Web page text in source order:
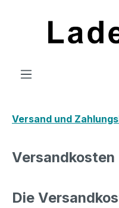
Versand und
Versandkosten
Die